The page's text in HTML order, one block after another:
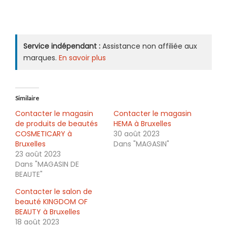
Service indépendant : Assistance non affiliée aux
marques. En savoir plus
Similaire
Contacter le magasin
de produits de beautés
COSMETICARY à
Bruxelles
23 août 2023
Dans "MAGASIN DE
BEAUTE"
Contacter le magasin
HEMA à Bruxelles
30 août 2023
Dans "MAGASIN"
Contacter le salon de
beauté KINGDOM OF
BEAUTY à Bruxelles
18 août 2023